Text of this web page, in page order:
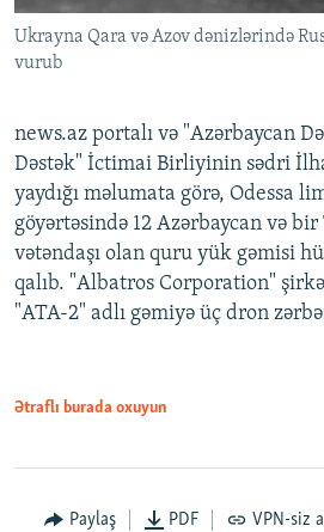
Ukrayna Qara və Azov dənizlərində
vurub
news.az portalı və "Azərbaycan
Dəstək" İctimai Birliyinin sədri
yaydığı məlumata görə, Odessa
göyərtəsində 12 Azərbaycan və
vətəndaşı olan quru yük gəmisi
qalıb. "Albatros Corporation"
"ATA-2" adlı gəmiyə üç dron
Ətraflı burada oxuyun
Paylaş PDF VPN-siz